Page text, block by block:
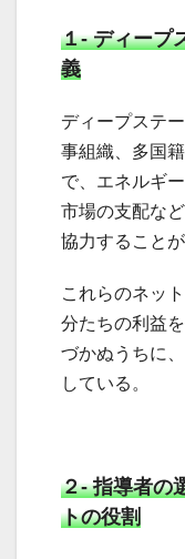
１- ディープ
義
ディープステ
事組織、多国
で、エネルギ
市場の支配な
協力することが
これらのネッ
分たちの利益
づかぬうちに
している。
２- 指導者の
トの役割